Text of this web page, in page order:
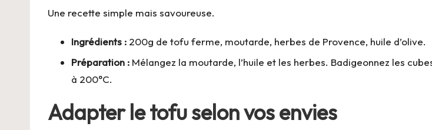
Une recette simple mais savoureuse.
Ingrédients : 200g de tofu ferme, moutarde, herbes de Provence, huile d’olive.
Préparation : Mélangez la moutarde, l’huile et les herbes. Badigeonnez les
à 200°C.
Adapter le tofu selon vos envies